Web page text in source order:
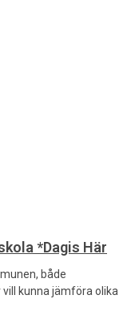
*Dagis Här
både
kunna jämföra olika